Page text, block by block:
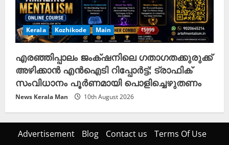
Kerala Kozhikode Main
എരഞ്ഞിപ്പാലം ജംക്‌ഷനിലെ ഗതാഗതക്കുരുക്ക്
അഴിക്കാൻ എൻഐടി റിപ്പോർട്ട്; ട്രാഫിക്
സംവിധാനം പൂർണമായി പൊളിച്ചെഴുതണം
News Kerala Man 10th August 2026
Advertisement Blog Contact us Terms Of Use